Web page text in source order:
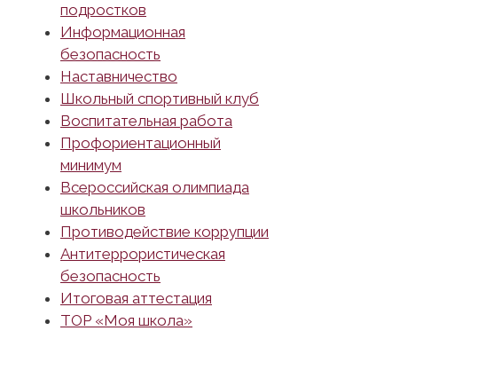
подростков
Информационная
безопасность
Наставничество
Школьный спортивный клуб
Воспитательная работа
Профориентационный
минимум
Всероссийская олимпиада
школьников
Противодействие коррупции
Антитеррористическая
безопасность
Итоговая аттестация
ТОР «Моя школа»